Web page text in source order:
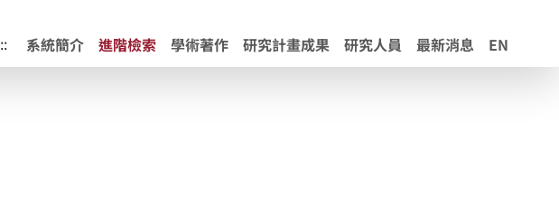
系統簡介 進階檢索 學術著作 研究計畫成果 研究人員 最新消息 EN